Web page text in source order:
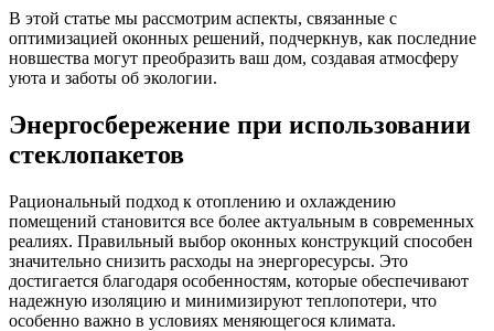
В этой статье мы рассмотрим аспекты, связанные с
оптимизацией оконных решений, подчеркнув, как последние
новшества могут преобразить ваш дом, создавая атмосферу
уюта и заботы об экологии.
Энергосбережение при использовании
стеклопакетов
Рациональный подход к отоплению и охлаждению
помещений становится все более актуальным в современных
реалиях. Правильный выбор оконных конструкций способен
значительно снизить расходы на энергоресурсы. Это
достигается благодаря особенностям, которые обеспечивают
надежную изоляцию и минимизируют теплопотери, что
особенно важно в условиях меняющегося климата.